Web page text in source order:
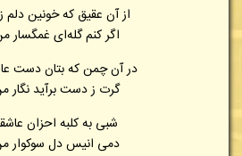
از آن عقیق که خونین دلم
اگر کنم گله‌ای غمگسار
در آن چمن که بتان دست
گرت ز دست برآید نگار
شبی به کلبه احزان
دمی انیس دل سوکوار